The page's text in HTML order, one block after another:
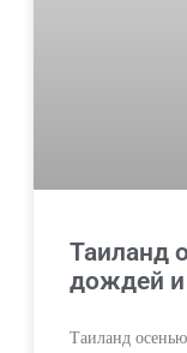
Таиланд
дождей и
Таиланд